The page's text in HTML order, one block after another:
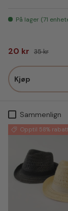
På lager (71
Salgspris
20 kr Vanlig pris
35 kr
Kjøp
Sammenlign
Opptil 58%